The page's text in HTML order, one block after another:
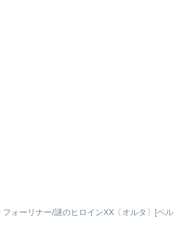
ォーリナー/謎のヒロインXX〔オルタ〕[ベル